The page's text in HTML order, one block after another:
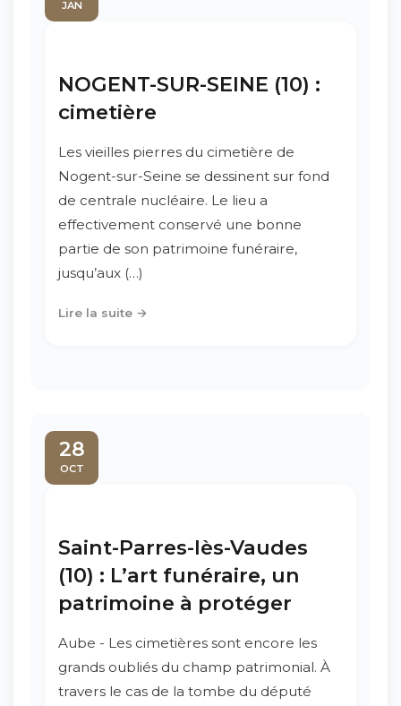
JAN
NOGENT-SUR-SEINE (10) :
cimetière
Les vieilles pierres du cimetière de
Nogent-sur-Seine se dessinent sur fond
de centrale nucléaire. Le lieu a
effectivement conservé une bonne
partie de son patrimoine funéraire,
jusqu’aux (…)
Lire la suite →
28
OCT
Saint-Parres-lès-Vaudes
(10) : L’art funéraire, un
patrimoine à protéger
Aube - Les cimetières sont encore les
grands oubliés du champ patrimonial. À
travers le cas de la tombe du député